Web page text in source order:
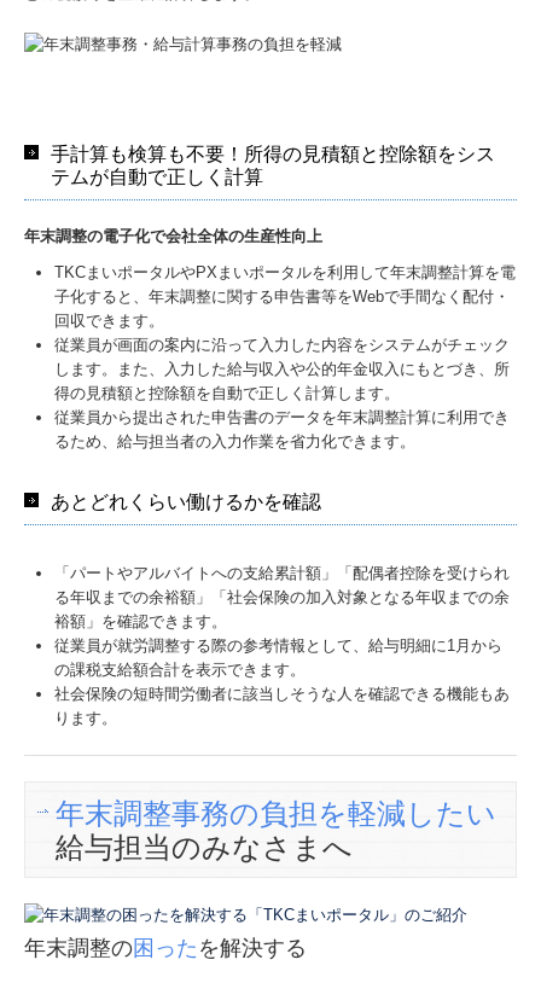
手計算も検算も不要！所得の見積額と控除額をシス
テムが自動で正しく計算
年末調整の電子化で会社全体の生産性向上
TKCまいポータルやPXまいポータルを利用して年末調整計算を電
子化すると、年末調整に関する申告書等をWebで手間なく配付・
回収できます。
従業員が画面の案内に沿って入力した内容をシステムがチェック
します。また、入力した給与収入や公的年金収入にもとづき、所
得の見積額と控除額を自動で正しく計算します。
従業員から提出された申告書のデータを年末調整計算に利用でき
るため、給与担当者の入力作業を省力化できます。
あとどれくらい働けるかを確認
「パートやアルバイトへの支給累計額」「配偶者控除を受けられ
る年収までの余裕額」「社会保険の加入対象となる年収までの余
裕額」を確認できます。
従業員が就労調整する際の参考情報として、給与明細に1月から
の課税支給額合計を表示できます。
社会保険の短時間労働者に該当しそうな人を確認できる機能もあ
ります。
年末調整事務の負担を軽減したい
給与担当のみなさまへ
年末調整の困った を解決する